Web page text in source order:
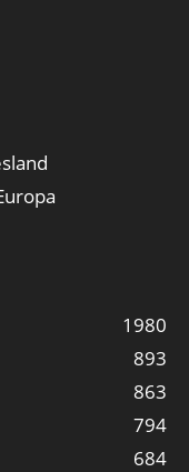
1980
893
863
794
684